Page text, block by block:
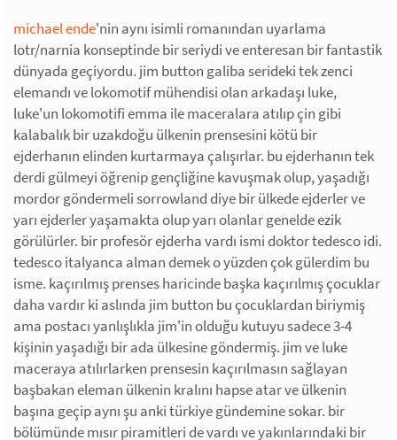
michael ende'nin aynı isimli romanından uyarlama
lotr/narnia konseptinde bir seriydi ve enteresan bir fantastik
dünyada geçiyordu. jim button galiba serideki tek zenci
elemandı ve lokomotif mühendisi olan arkadaşı luke,
luke'un lokomotifi emma ile maceralara atılıp çin gibi
kalabalık bir uzakdoğu ülkenin prensesini kötü bir
ejderhanın elinden kurtarmaya çalışırlar. bu ejderhanın tek
derdi gülmeyi öğrenip gençliğine kavuşmak olup, yaşadığı
mordor göndermeli sorrowland diye bir ülkede ejderler ve
yarı ejderler yaşamakta olup yarı olanlar genelde ezik
görülürler. bir profesör ejderha vardı ismi doktor tedesco idi.
tedesco italyanca alman demek o yüzden çok gülerdim bu
isme. kaçırılmış prenses haricinde başka kaçırılmış çocuklar
daha vardır ki aslında jim button bu çocuklardan biriymiş
ama postacı yanlışlıkla jim'in olduğu kutuyu sadece 3-4
kişinin yaşadığı bir ada ülkesine göndermiş. jim ve luke
maceraya atılırlarken prensesin kaçırılmasın sağlayan
başbakan eleman ülkenin kralını hapse atar ve ülkenin
başına geçip aynı şu anki türkiye gündemine sokar. bir
bölümünde mısır piramitleri de vardı ve yakınlarındaki bir